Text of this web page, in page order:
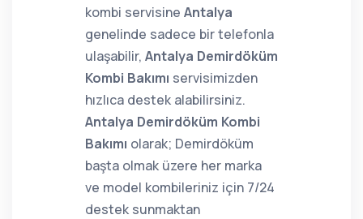
kombi servisine Antalya
genelinde sadece bir telefonla
ulaşabilir, Antalya Demirdöküm
Kombi Bakımı servisimizden
hızlıca destek alabilirsiniz.
Antalya Demirdöküm Kombi
Bakımı olarak; Demirdöküm
başta olmak üzere her marka
ve model kombileriniz için 7/24
destek sunmaktan